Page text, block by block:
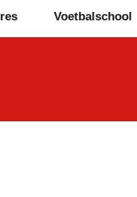
Voetbalschool